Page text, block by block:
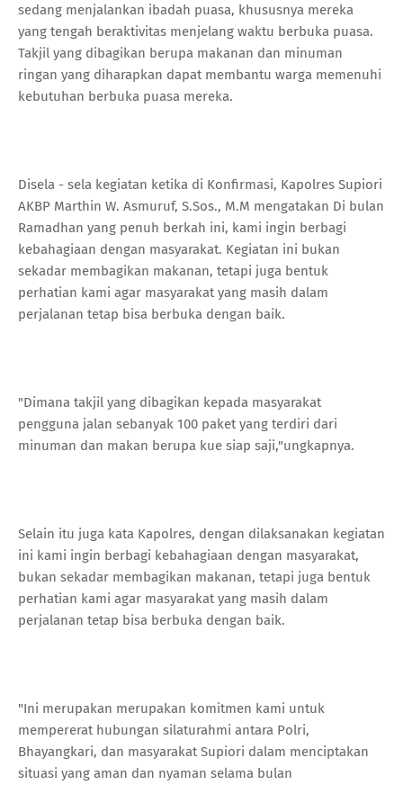
sedang menjalankan ibadah puasa, khususnya mereka
yang tengah beraktivitas menjelang waktu berbuka puasa.
Takjil yang dibagikan berupa makanan dan minuman
ringan yang diharapkan dapat membantu warga memenuhi
kebutuhan berbuka puasa mereka.
Disela - sela kegiatan ketika di Konfirmasi, Kapolres Supiori
AKBP Marthin W. Asmuruf, S.Sos., M.M mengatakan Di bulan
Ramadhan yang penuh berkah ini, kami ingin berbagi
kebahagiaan dengan masyarakat. Kegiatan ini bukan
sekadar membagikan makanan, tetapi juga bentuk
perhatian kami agar masyarakat yang masih dalam
perjalanan tetap bisa berbuka dengan baik.
"Dimana takjil yang dibagikan kepada masyarakat
pengguna jalan sebanyak 100 paket yang terdiri dari
minuman dan makan berupa kue siap saji,"ungkapnya.
Selain itu juga kata Kapolres, dengan dilaksanakan kegiatan
ini kami ingin berbagi kebahagiaan dengan masyarakat,
bukan sekadar membagikan makanan, tetapi juga bentuk
perhatian kami agar masyarakat yang masih dalam
perjalanan tetap bisa berbuka dengan baik.
"Ini merupakan merupakan komitmen kami untuk
mempererat hubungan silaturahmi antara Polri,
Bhayangkari, dan masyarakat Supiori dalam menciptakan
situasi yang aman dan nyaman selama bulan